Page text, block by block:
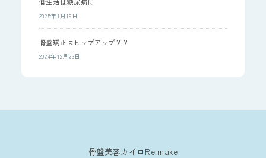
2025年1月19日
骨盤矯正はヒップアップ？？
2024年12月23日
骨盤美容カイロRe:make